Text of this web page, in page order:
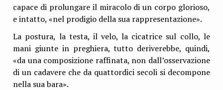
capace di prolungare il miracolo di un corpo glorioso,
e intatto, «nel prodigio della sua rappresentazione».
La postura, la testa, il velo, la cicatrice sul collo, le
mani giunte in preghiera, tutto deriverebbe, quindi,
«da una composizione raffinata, non dall’osservazione
di un cadavere che da quattordici secoli si decompone
nella sua bara».